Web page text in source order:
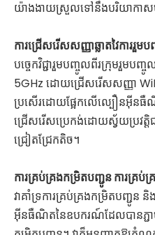
យ៉ាងងាយស្រួលទៅនឹងបរិយាកាស
ការ​ជ្រើស​រើស​សញ្ញា​ឆ្លាតវៃ​ការ​រួម​
បច្ចេកវិជ្ជារួមបញ្ចូលពីរក្រុមរួមបញ្
5GHz ដោយជ្រើសរើសសញ្ញា
ប្រសើរដោយផ្អែកលើល្បឿនអ៊ីនធឺណិ
ជ្រើសរើសប្រេកង់ដោយស្វ័យប្រវត្
ជ្រៀតជ្រែកតិច។
ការគ្រប់គ្រងកម្រិតបញ្ជូន ការគ្រ
វាគាំទ្រការគ្រប់គ្រងកម្រិតបញ្ជូន
អ៊ីនធឺណិតនៃឧបករណ៍ដែលបានភ្ជា